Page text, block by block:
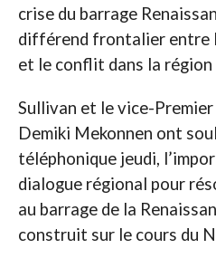
crise du barrage
différend frontalier entre
et le conflit dans la région
Sullivan et le vice-
Demiki Mekonnen ont
téléphonique jeudi,
dialogue régional pour
au barrage de la
construit sur le cours du